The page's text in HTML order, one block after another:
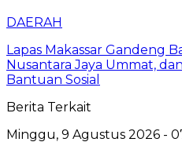
DAERAH
Lapas Makassar Gandeng
Nusantara Jaya Ummat,
Bantuan Sosial
Berita Terkait
Minggu, 9 Agustus 2026 -